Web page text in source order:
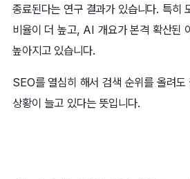
종료된다는 연구 결과가 있습니다. 특히
비율이 더 높고, AI 개요가 본격 확산된
높아지고 있습니다.
SEO를 열심히 해서 검색 순위를 올려도
상황이 늘고 있다는 뜻입니다.